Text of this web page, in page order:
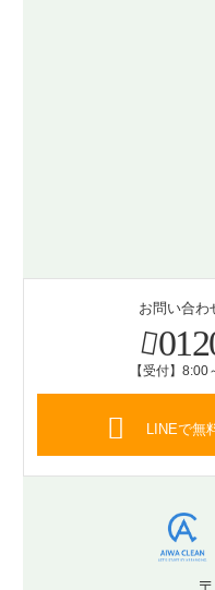
お問い合わ
【受付】
LINEで無